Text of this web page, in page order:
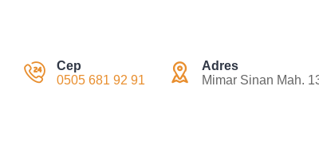
Cep
0505 681 92 91
Adres
Mimar Sinan Mah.